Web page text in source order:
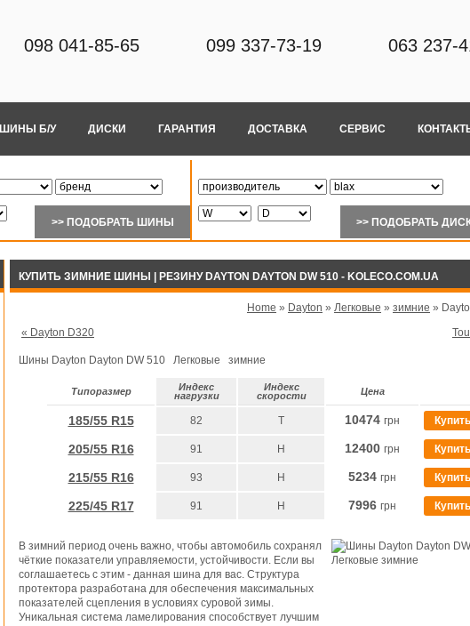
098 041-85-65 099 337-73-19 063 237-
ШИНЫ Б/У ДИСКИ ГАРАНТИЯ ДОСТАВКА СЕРВИС
КУПИТЬ ЗИМНИЕ ШИНЫ | РЕЗИНУ DAYTON DAYTON DW 510 - KOLECO.COM.UA
Home » Dayton » Легковые » зимние »
« Dayton D320
Шины Dayton Dayton DW 510 Легковые зимние
Типоразмер
Индекс
нагрузки
Индекс
скорости
Цена
185/55 R15 82 T 10474 грн Купить
205/55 R16 91 H 12400 грн Купить
215/55 R16 93 H 5234 грн Купить
225/45 R17 91 H 7996 грн Купить
В зимний период очень важно, чтобы автомобиль сохранял
чёткие показатели управляемости, устойчивости. Если вы
соглашаетесь с этим - данная шина для вас. Структура
протектора разработана для обеспечения максимальных
показателей сцепления в условиях суровой зимы.
Уникальная система ламелирования способствует лучшим